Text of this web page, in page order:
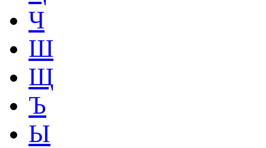
Ч
Ш
Щ
Ъ
Ы